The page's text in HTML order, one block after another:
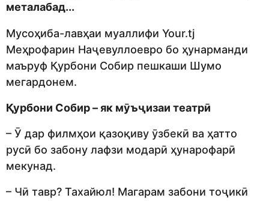
металабад...
Мусоҳиба-лавҳаи муаллифи Your.tj
Меҳрофарин Наҷевуллоевро бо ҳунарманди
маъруф Қурбони Собир пешкаши Шумо
мегардонем.
Қурбони Cобир – як мӯъҷизаи театрӣ
– Ӯ дар филмҳои қазоқиву ӯзбекӣ ва ҳатто
русӣ бо забону лафзи модарӣ ҳунарофарӣ
мекунад.
– Чӣ тавр? Тахайюл! Магарам забони тоҷикӣ